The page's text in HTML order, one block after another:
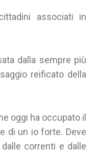
associati in
dalla sempre più
reificato della
oggi ha occupato il
di un io forte. Deve
correnti e dalle